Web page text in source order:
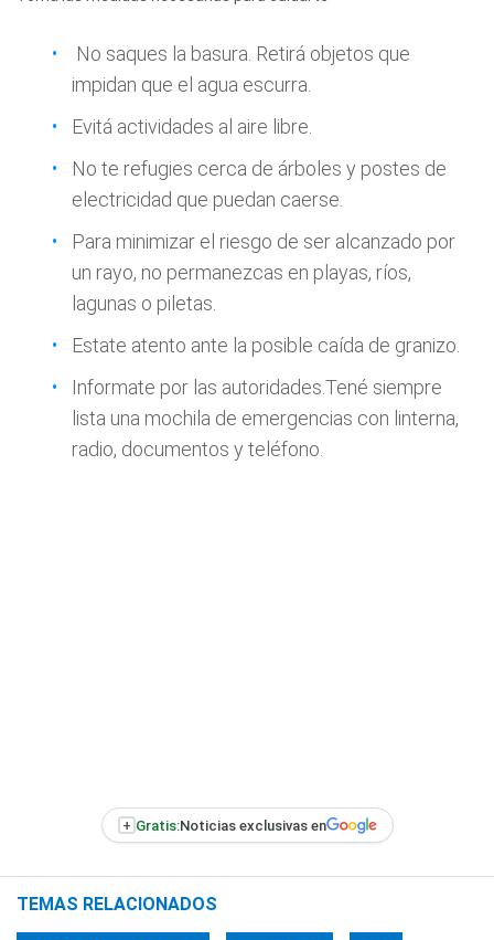
No saques la basura. Retirá objetos que
impidan que el agua escurra.
Evitá actividades al aire libre.
No te refugies cerca de árboles y postes de
electricidad que puedan caerse.
Para minimizar el riesgo de ser alcanzado por
un rayo, no permanezcas en playas, ríos,
lagunas o piletas.
Estate atento ante la posible caída de granizo.
Informate por las autoridades.Tené siempre
lista una mochila de emergencias con linterna,
radio, documentos y teléfono.
+ Gratis:Noticias exclusivas en
TEMAS RELACIONADOS